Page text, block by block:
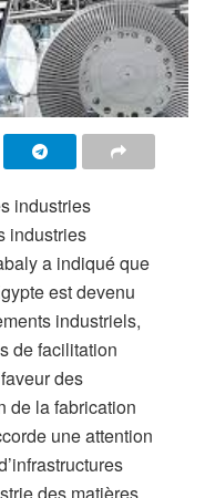
industries
industries
a indiqué que
est devenu
industriels,
de facilitation
des
de la fabrication
une attention